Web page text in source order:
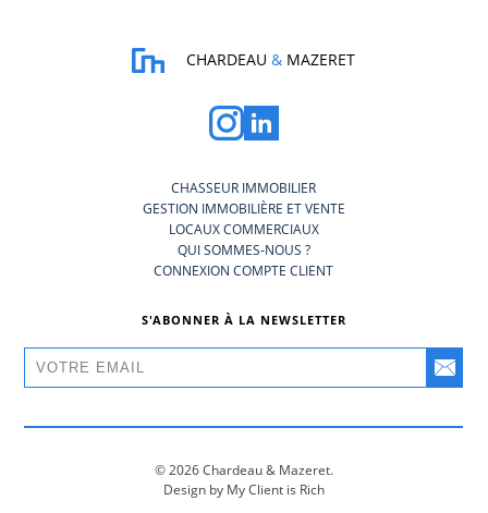
CHARDEAU& MAZERET
CHASSEUR IMMOBILIER
GESTION IMMOBILIÈRE ET VENTE
LOCAUX COMMERCIAUX
QUI SOMMES-NOUS ?
CONNEXION COMPTE CLIENT
S'ABONNER À LA NEWSLETTER
© 2026 Chardeau & Mazeret.
Design by My Client is Rich